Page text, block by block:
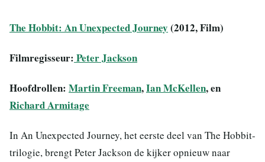
The Hobbit: An Unexpected Journey (2012, Film)
Filmregisseur: Peter Jackson
Hoofdrollen: Martin Freeman,Ian McKellen, en
Richard Armitage
In An Unexpected Journey, het eerste deel van The Hobbit-
trilogie, brengt Peter Jackson de kijker opnieuw naar